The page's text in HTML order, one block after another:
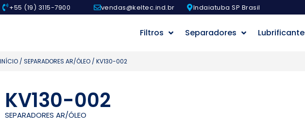
+55 (19) 3115-7900 vendas@keltec.ind.br Indaiatuba SP Brasil
Filtros Separadores
INÍCIO / SEPARADORES AR/ÓLEO / KV130-002
KV130-002
SEPARADORES AR/ÓLEO